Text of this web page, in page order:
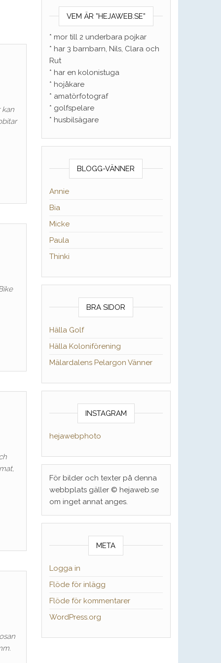
kan
VEM ÄR ”HEJAWEB.SE”
* mor till 2 underbara pojkar
* har 3 barnbarn, Nils, Clara och
Rut
* har en kolonistuga
* hojåkare
* amatörfotograf
* golfspelare
* husbilsägare
BLOGG-VÄNNER
Annie
Bia
Micke
Paula
Thinki
BRA SIDOR
Hälla Golf
Hälla Koloniförening
Mälardalens Pelargon Vänner
INSTAGRAM
hejawebphoto
För bilder och texter på denna
webbplats gäller © hejaweb.se
om inget annat anges.
META
Logga in
Flöde för inlägg
Flöde för kommentarer
WordPress.org